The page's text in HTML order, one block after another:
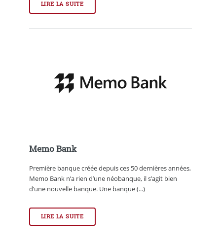
LIRE LA SUITE
Memo Bank
Première banque créée depuis ces 50 dernières années,
Memo Bank n’a rien d’une néobanque, il s’agit bien
d’une nouvelle banque. Une banque (...)
LIRE LA SUITE